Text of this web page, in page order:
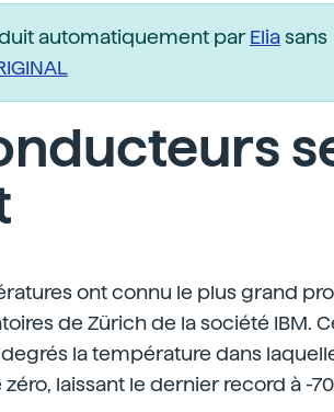
automatiquement parEliasans
ont connu le plus grand
de Zürich de la société IBM.
la température dans
laissant le dernier record à -70